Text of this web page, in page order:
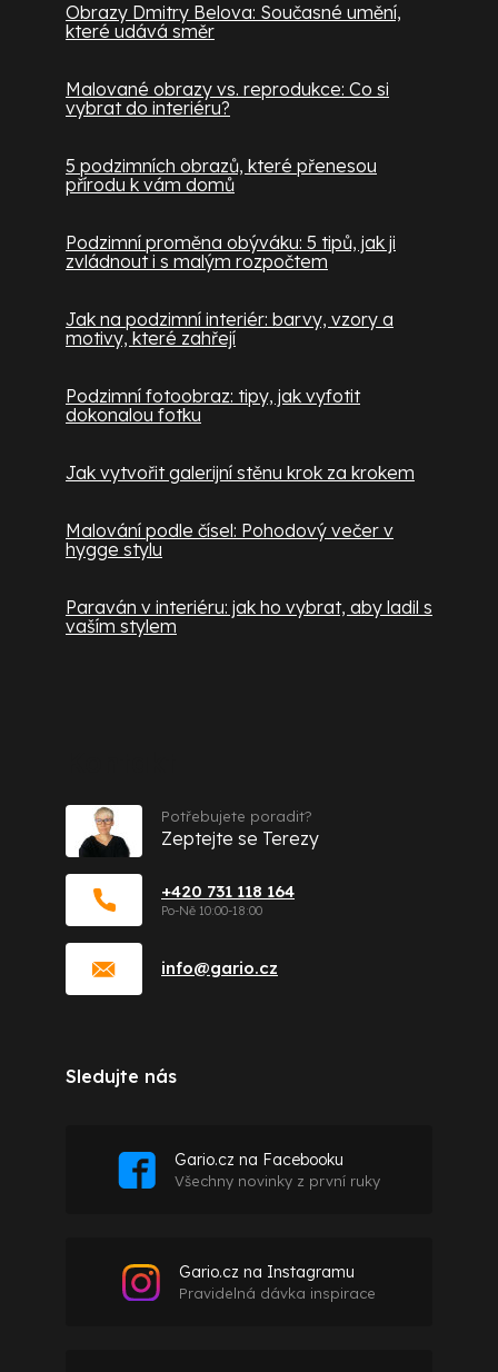
Obrazy Dmitry Belova: Současné umění,
které udává směr
Malované obrazy vs. reprodukce: Co si
vybrat do interiéru?
5 podzimních obrazů, které přenesou
přírodu k vám domů
Podzimní proměna obýváku: 5 tipů, jak ji
zvládnout i s malým rozpočtem
Jak na podzimní interiér: barvy, vzory a
motivy, které zahřejí
Podzimní fotoobraz: tipy, jak vyfotit
dokonalou fotku
Jak vytvořit galerijní stěnu krok za krokem
Malování podle čísel: Pohodový večer v
hygge stylu
Paraván v interiéru: jak ho vybrat, aby ladil s
vaším stylem
info@gario.cz
+420 731 118 164
Potřebujete poradit?
Zeptejte se Terezy
Sledujte nás
Gario.cz na Facebooku
Všechny novinky z první ruky
Gario.cz na Instagramu
Pravidelná dávka inspirace